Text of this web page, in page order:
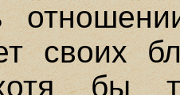
своих
бы